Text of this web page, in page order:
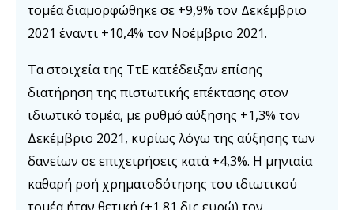
τομέα διαμορφώθηκε σε +9,9% τον Δεκέμβριο
2021 έναντι +10,4% τον Νοέμβριο 2021.
Τα στοιχεία της ΤτΕ κατέδειξαν επίσης
διατήρηση της πιστωτικής επέκτασης στον
ιδιωτικό τομέα, με ρυθμό αύξησης +1,3% τον
Δεκέμβριο 2021, κυρίως λόγω της αύξησης των
δανείων σε επιχειρήσεις κατά +4,3%. Η μηνιαία
καθαρή ροή χρηματοδότησης του ιδιωτικού